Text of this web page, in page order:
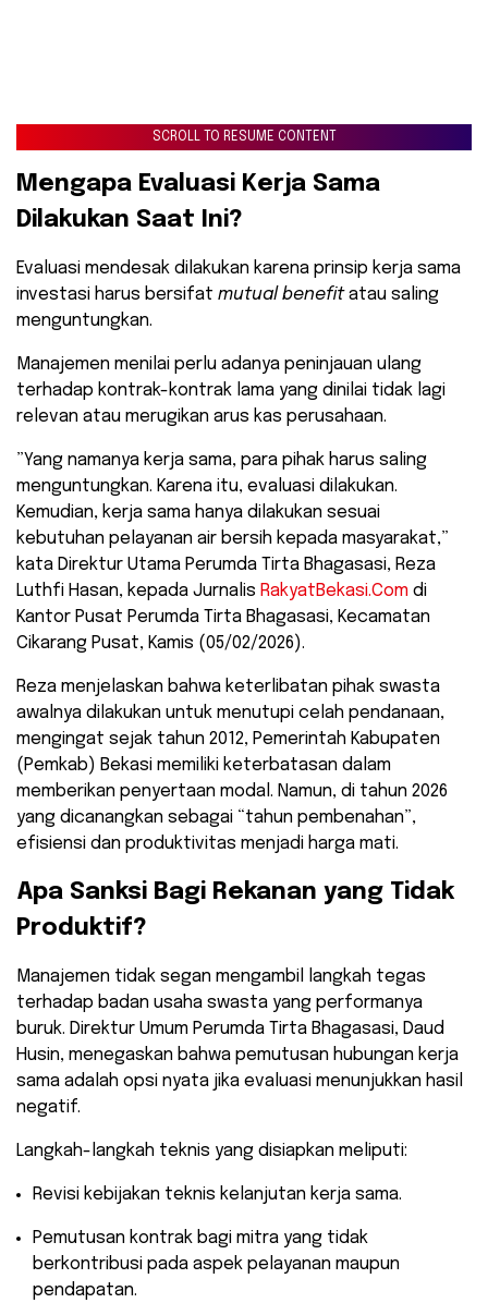
SCROLL TO RESUME CONTENT
​Mengapa Evaluasi Kerja Sama
Dilakukan Saat Ini?
​Evaluasi mendesak dilakukan karena prinsip kerja sama
investasi harus bersifat mutual benefitatau saling
menguntungkan.
Manajemen menilai perlu adanya peninjauan ulang
terhadap kontrak-kontrak lama yang dinilai tidak lagi
relevan atau merugikan arus kas perusahaan.
​”Yang namanya kerja sama, para pihak harus saling
menguntungkan. Karena itu, evaluasi dilakukan.
Kemudian, kerja sama hanya dilakukan sesuai
kebutuhan pelayanan air bersih kepada masyarakat,”
kata Direktur Utama Perumda Tirta Bhagasasi, Reza
Luthfi Hasan, kepada Jurnalis RakyatBekasi.Com di
Kantor Pusat Perumda Tirta Bhagasasi, Kecamatan
Cikarang Pusat, Kamis (05/02/2026).
​Reza menjelaskan bahwa keterlibatan pihak swasta
awalnya dilakukan untuk menutupi celah pendanaan,
mengingat sejak tahun 2012, Pemerintah Kabupaten
(Pemkab) Bekasi memiliki keterbatasan dalam
memberikan penyertaan modal. Namun, di tahun 2026
yang dicanangkan sebagai “tahun pembenahan”,
efisiensi dan produktivitas menjadi harga mati.
​Apa Sanksi Bagi Rekanan yang Tidak
Produktif?
​Manajemen tidak segan mengambil langkah tegas
terhadap badan usaha swasta yang performanya
buruk. Direktur Umum Perumda Tirta Bhagasasi, Daud
Husin, menegaskan bahwa pemutusan hubungan kerja
sama adalah opsi nyata jika evaluasi menunjukkan hasil
negatif.
​Langkah-langkah teknis yang disiapkan meliputi:
​Revisi kebijakan teknis kelanjutan kerja sama.
​Pemutusan kontrak bagi mitra yang tidak
berkontribusi pada aspek pelayanan maupun
pendapatan.